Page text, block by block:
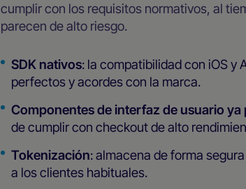
cumplir con los requisitos normativos, al
parecen de alto riesgo.
SDK nativos: la compatibilidad con iOS y
perfectos y acordes con la marca.
Componentes de interfaz de usuario ya
de cumplir con checkout de alto
Tokenización: almacena de forma
a los clientes habituales.